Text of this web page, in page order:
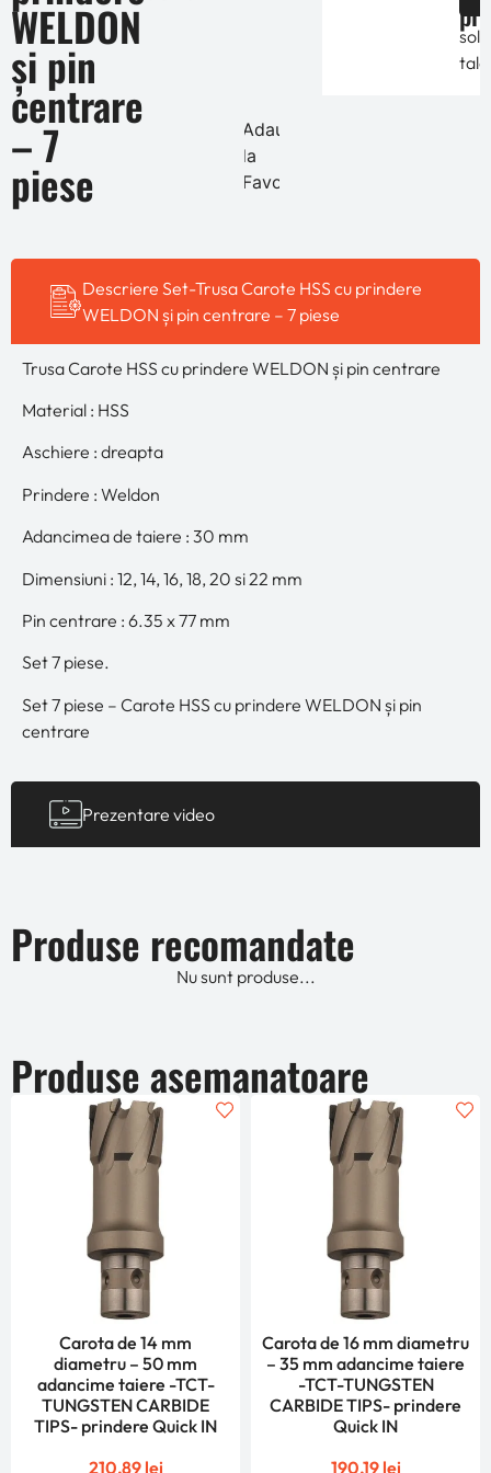
WELDON
și pin
centrare
– 7
piese
Adauga
la
Favorite
de
tale
Descriere Set-Trusa Carote HSS cu prindere
WELDON și pin centrare – 7 piese
Prezentare video
Trusa Carote HSS cu prindere WELDON și pin centrare
Material : HSS
Aschiere : dreapta
Prindere : Weldon
Adancimea de taiere : 30 mm
Dimensiuni : 12, 14, 16, 18, 20 si 22 mm
Pin centrare : 6.35 x 77 mm
Set 7 piese.
Set 7 piese – Carote HSS cu prindere WELDON și pin
centrare
Produse recomandate
Nu sunt produse...
Produse asemanatoare
Carota de 14 mm
diametru – 50 mm
adancime taiere -TCT-
TUNGSTEN CARBIDE
TIPS- prindere Quick IN
210,89 lei
Carota de 16 mm diametru
– 35 mm adancime taiere
-TCT-TUNGSTEN
CARBIDE TIPS- prindere
Quick IN
190,19 lei